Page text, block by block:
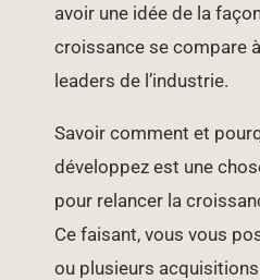
avoir une idée de la
croissance se compare
leaders de l’industrie.
Savoir comment et
développez est une
pour relancer la
Ce faisant, vous vous
ou plusieurs